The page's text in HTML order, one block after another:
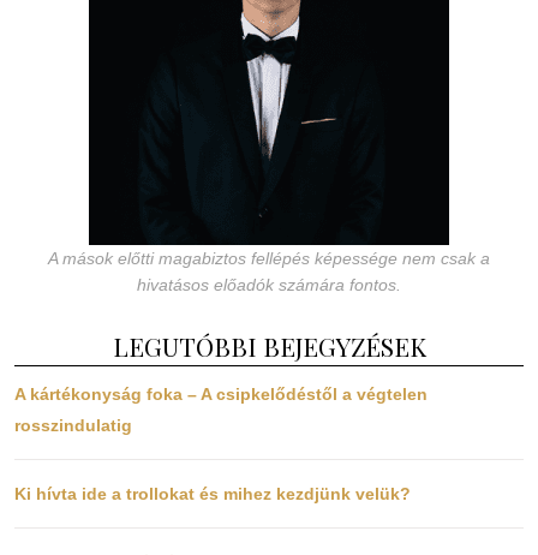
A mások előtti magabiztos fellépés képessége nem csak a
hivatásos előadók számára fontos.
LEGUTÓBBI BEJEGYZÉSEK
A kártékonyság foka – A csipkelődéstől a végtelen
rosszindulatig
Ki hívta ide a trollokat és mihez kezdjünk velük?